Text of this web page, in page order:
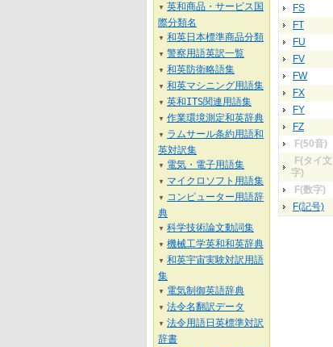
FS
FT
FU
FV
FW
FX
FY
FZ
F(50音)
F(タイ文
字)
F(数字)
F(記号)
▼ 英和商品・サービス国
際分類名
▼ 和英日本標準商品分類
▼ 警察用語英訳一覧
▼ 和英防衛略語集
▼ 和英マシニング用語集
▼ 英和ITS関連用語集
▼ 作業環境測定和英辞典
▼
ラムサール条約用語和
英対訳集
▼ 電気・電子用語集
▼ マイクロソフト用語集
▼
コンピューター用語辞
典
▼ 科学技術論文動詞集
▼ 機械工学英和和英辞典
▼ 和英宇宙実験対訳用語
集
▼ 電気制御英語辞典
▼ 法令名翻訳データ
▼ 法令用語日英標準対訳
辞書